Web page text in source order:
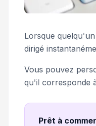
Lorsque
dirigé
Vous pouvez
qu'il corresponde
Prêt à